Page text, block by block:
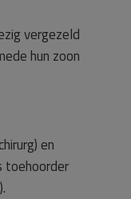
vergezeld
hun zoon
en
toehoorder